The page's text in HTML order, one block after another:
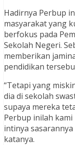
Hadirnya Perbup
masyarakat yang
berfokus pada
Sekolah Negeri.
memberikan
pendidikan
“Tetapi yang
dia di sekolah
supaya mereka
Perbup inilah
intinya
katanya.